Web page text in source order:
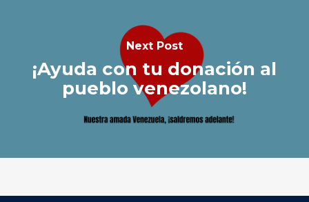
Next Post
¡Ayuda con tu donación al
pueblo venezolano!